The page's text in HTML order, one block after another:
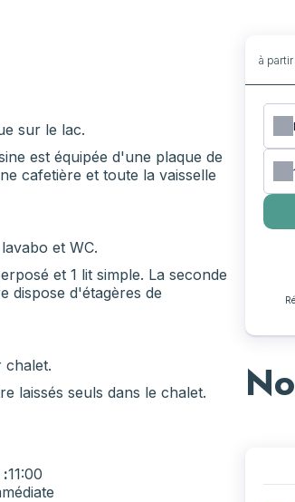
à
sur le lac.
est équipée d'une plaque de
cafetière et toute la vaisselle
et WC.
et 1 lit simple. La seconde
dispose d'étagères de
chalet.
laissés seuls dans le chalet.
11:00